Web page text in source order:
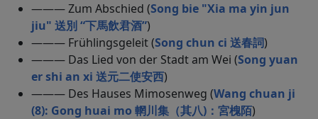
——— Zum Abschied (Song bie "Xia ma yin jun
jiu" 送別 “下馬飲君酒”)
——— Frühlingsgeleit (Song chun ci 送春詞)
——— Das Lied von der Stadt am Wei (Song yuan
er shi an xi 送元二使安西)
——— Des Hauses Mimosenweg (Wang chuan ji
(8): Gong huai mo 輞川集（其八)：宮槐陌)